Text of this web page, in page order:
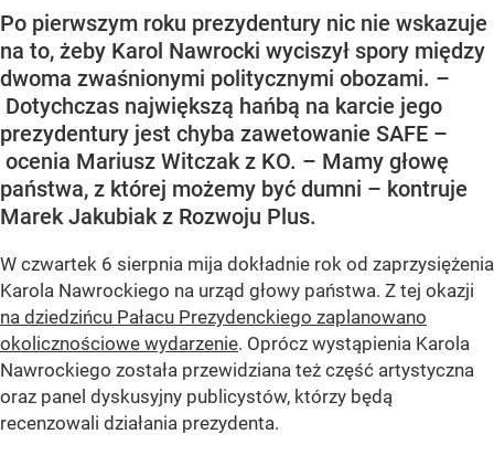
Po pierwszym roku prezydentury nic nie wskazuje
na to, żeby Karol Nawrocki wyciszył spory między
dwoma zwaśnionymi politycznymi obozami. –
Dotychczas największą hańbą na karcie jego
prezydentury jest chyba zawetowanie SAFE –
ocenia Mariusz Witczak z KO. – Mamy głowę
państwa, z której możemy być dumni – kontruje
Marek Jakubiak z Rozwoju Plus.
W czwartek 6 sierpnia mija dokładnie rok od zaprzysiężenia
Karola Nawrockiego na urząd głowy państwa. Z tej okazji
na dziedzińcu Pałacu Prezydenckiego zaplanowano
okolicznościowe wydarzenie. Oprócz wystąpienia Karola
Nawrockiego została przewidziana też część artystyczna
oraz panel dyskusyjny publicystów, którzy będą
recenzowali działania prezydenta.